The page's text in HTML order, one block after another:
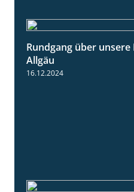
Rundgang über unsere
Allgäu
16.12.2024